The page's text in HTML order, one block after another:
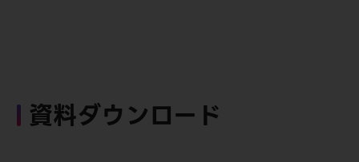
資料ダウンロード